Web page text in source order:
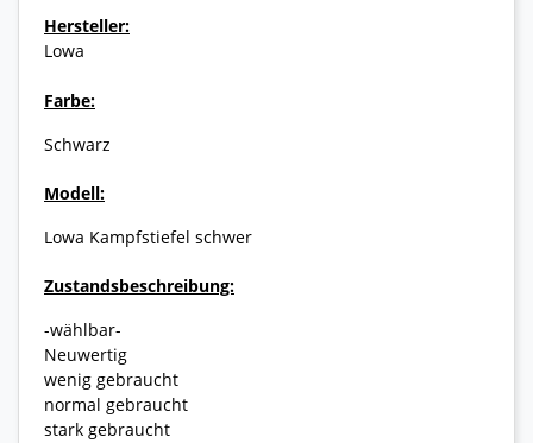
Hersteller:
Lowa
Farbe:
Schwarz
Modell:
Lowa Kampfstiefel schwer
Zustandsbeschreibung:
-wählbar-
Neuwertig
wenig gebraucht
normal gebraucht
stark gebraucht